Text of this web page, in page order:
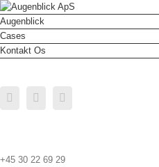
Augenblick
Cases
Kontakt Os
FacebookLinkedin
+45 30 22 69 29